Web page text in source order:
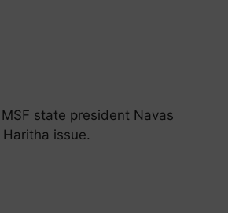
state president Navas
issue.